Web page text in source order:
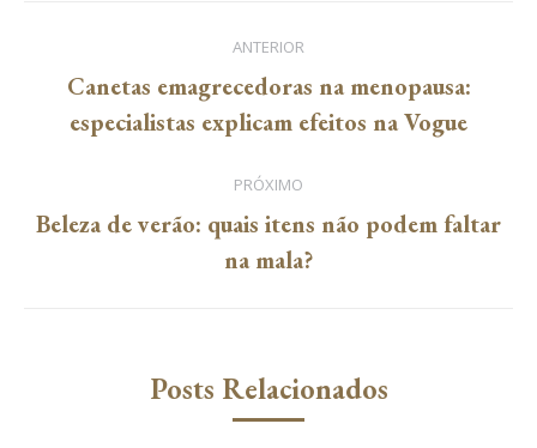
post:
ANTERIOR
Post
anterior:
Canetas emagrecedoras na menopausa:
especialistas explicam efeitos na Vogue
PRÓXIMO
Próximo
post:
Beleza de verão: quais itens não podem faltar
na mala?
Posts Relacionados